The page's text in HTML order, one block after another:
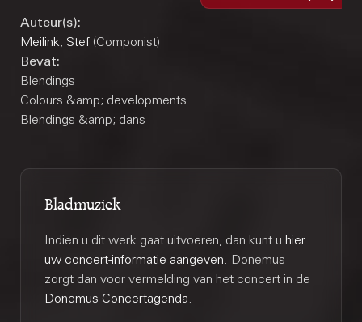
Auteur(s):
Meilink, Stef(Componist)
Bevat:
Blendings
Colours &amp; developments
Blendings &amp; dans
Bladmuziek
Indien u dit werk gaat uitvoeren, dan kunt u hier
uw concert-informatie aangeven. Donemus
zorgt dan voor vermelding van het concert in de
Donemus Concertagenda.